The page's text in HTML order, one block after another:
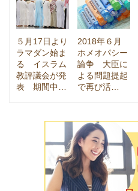
５月17日より
ラマダン始ま
る イスラム
教評議会が発
表 期間中…
2018年６月
ホメオパシー
論争 大臣に
よる問題提起
で再び活…